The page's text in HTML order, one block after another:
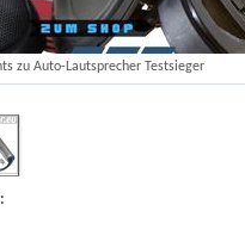
zu Auto-Lautsprecher Testsieger